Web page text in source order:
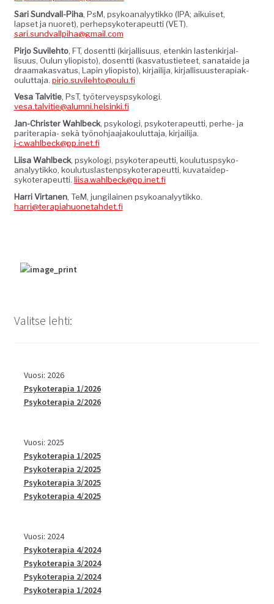
Sari Sund­vall-Piha, PsM, psyko­ana­lyytikko (IPA; aikuiset,
lapset ja nuoret), per­hep­sykoter­apeut­ti (VET).
sari.sundvallpiha@gmail.com
Pir­jo Suvile­hto, FT, dosent­ti (kir­jal­lisu­us, etenkin las­tenkir­jal­
lisu­us, Oulun yliopis­to), dosent­ti (kas­va­tusti­eteet, sanataide ja
draa­makas­va­tus, Lapin yliopis­to), kir­jail­i­ja, kir­jal­lisu­uster­api­ak­
oulut­ta­ja. pirjo.suvilehto@oulu.fi
Vesa Talvi­tie, PsT, työter­veysp­sykolo­gi.
vesa.talvitie@alumni.helsinki.fi
Jan-Chris­ter Wahlbeck, psykolo­gi, psykoter­apeut­ti, per­he- ja
parit­er­apia- sekä työno­h­jaa­jak­oulut­ta­ja, kir­jail­i­ja.
j‑c.wahlbeck@pp.inet.fi
Liisa Wahlbeck, psykolo­gi, psykoter­apeut­ti, koulu­tusp­syko­
ana­lyytikko, koulu­tus­las­tenpsykoter­apeut­ti, kuvataidep­
sykoter­apeut­ti. liisa.wahlbeck@pp.inet.fi
Har­ri Vir­ta­nen, TeM, jungi­lainen psyko­ana­lyytikko.
harri@terapiahuonetahdet.fi
Valitse lehti:
Vuosi: 2026
Psykoterapia 1/2026
Psykoterapia 2/2026
Vuosi: 2025
Psykoterapia 1/2025
Psykoterapia 2/2025
Psykoterapia 3/2025
Psykoterapia 4/2025
Vuosi: 2024
Psykoterapia 4/2024
Psykoterapia 3/2024
Psykoterapia 2/2024
Psykoterapia 1/2024